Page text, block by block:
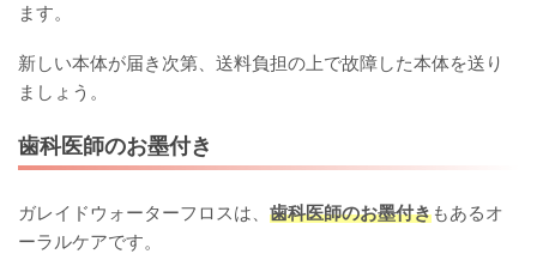
ます。
新しい本体が届き次第、送料負担の上で故障した本体を送り
ましょう。
歯科医師のお墨付き
ガレイドウォーターフロスは、 歯科医師のお墨付きもあるオ
ーラルケアです。